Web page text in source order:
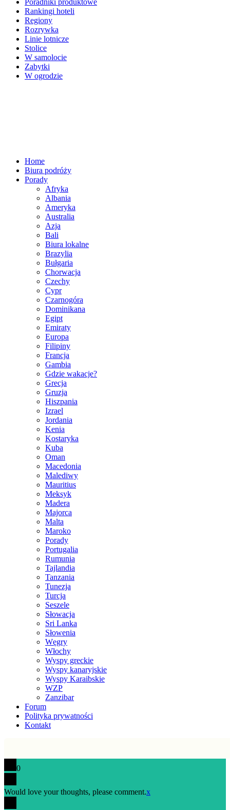
Poradniki produktowe
Rankingi hoteli
Regiony
Rozrywka
Linie lotnicze
Stolice
W samolocie
Zabytki
W ogrodzie
Home
Biura podróży
Porady
Afryka
Albania
Ameryka
Australia
Azja
Bali
Biura lokalne
Brazylia
Bułgaria
Chorwacja
Czechy
Cypr
Czarnogóra
Dominikana
Egipt
Emiraty
Europa
Filipiny
Francja
Gambia
Gdzie wakacje?
Grecja
Gruzja
Hiszpania
Izrael
Jordania
Kenia
Kostaryka
Kuba
Oman
Macedonia
Malediwy
Mauritius
Meksyk
Madera
Majorca
Malta
Maroko
Porady
Portugalia
Rumunia
Tajlandia
Tanzania
Tunezja
Turcja
Seszele
Słowacja
Sri Lanka
Słowenia
Węgry
Włochy
Wyspy greckie
Wyspy kanaryjskie
Wyspy Karaibskie
WZP
Zanzibar
Forum
Polityka prywatności
Kontakt
0
Would love your thoughts, please comment.x